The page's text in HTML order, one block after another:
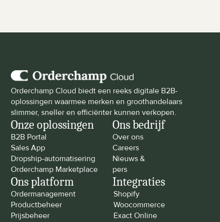
Orderchamp Cloud biedt een reeks digitale B2B-
oplossingen waarmee merken en groothandelaars
slimmer, sneller en efficiënter kunnen verkopen.
Onze oplossingen
B2B Portal
Sales App
Dropship-automatisering
Orderchamp Marketplace
Ons bedrijf
Over ons
Careers
Nieuws &
pers
Ons platform
Ordermanagement
Productbeheer
Prijsbeheer
Integraties
Shopify
Woocommerce
Exact Online